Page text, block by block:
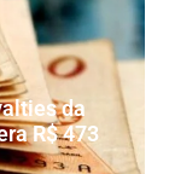
da
R$ 473